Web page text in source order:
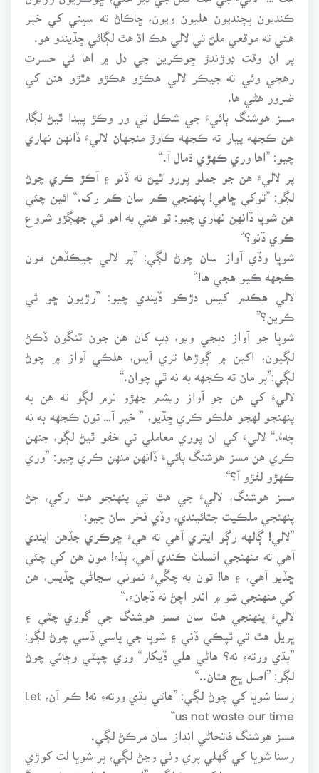
ڪنديون ڀڄنديون هليون ويون، ڇاڪاڻ ته سڀني کي خبر
هئي ته موقعي ملڻ تي لالي هڪ اڌ هٿ لڳائي ڇڏيندو هو.
پر ان وقت ڊوڙندڙ ڇوڪرين جي دل ۾ اها ئي حسرت
رهجي وئي ته جيڪر لالي هڪڙو هڪڙو هٿڙو هنن کي
ضرور هڻي ها.
مسز هوشنگ ٻائيءَ جي شڪل تي ور وڪڙ پيدا ٿيڻ لڳا،
هن ڪجهه پيار ته ڪجهه ڪاوڙ منجهان لاليءَ ڏانهن نهاري
چيو: ”اها وري ڪهڙي ڌمال آ.“
پر لاليءَ هن جو جملو پورو ٿيڻ نه ڏنو ۽ آڪڙ ڪري چوڻ
لڳو: ”توکي ڇاهي! پنهنجي ڪم سان ڪم رک.“ ائين چئي
هن شوڀا ڏانهن نهاري چيو: تو هتي به اهو ئي جهڳڙو شروع
ڪري ڏنو؟“
شوڀا وڏي آواز سان چوڻ لڳي: ”پر لالي جيڪڏهن مون
ڪجهه ڪيو هجي ها!“
لالي هڪدم کيس دڙڪو ڏيندي چيو: ”رڙيون ڇو ٿي
ڪرين؟”
شوڀا جو آواز دٻجي ويو، ڊپ کان هن جون ٽنگون ڏڪڻ
لڳيون، اکين ۾ ڳوڙها تري آيس، هلڪي آواز ۾ چوڻ
لڳي:”پر مان ته ڪجهه به نه ٿي چوان.“
لاليءَ کي هن جو آواز ريشم جهڙو نرم لڳو ته هن به
پنهنجو لهجو هلڪو ڪري ڇڏيو، ” خير آ… تون ڪجهه به نه
چهءُ.“ لاليءَ کي ان پوري معاملي تي خفو ٿيڻ لڳو، جنهن
ڪري هن مسز هوشنگ ٻائيءَ ڏانهن منهن ڪري چيو: ”وري
ڪهڙو لفڙو آ؟“
مسز هوشنگ، لاليءَ جي هٿ تي پنهنجو هٿ رکي، ڄڻ
پنهنجي ملڪيت جتائيندي، وڏي فخر سان چيو:
”لالي! ڳالهه رڳو ايتري آهي ته هيءَ ڇوڪري جڏهن ايندي
آهي ته منهنجي انسلٽ ڪندي آهي، ٻڌءِ! مون هن کي چئي
ڇڏيو آهي، ۽ ها! تون به چڱيءَ نموني سڃاڻي ڇڏيس، هن
کي منهنجي شو ۾ اندر اچڻ نه ڏجانءِ.“
لاليءَ پنهنجي هٿ سان مسز هوشنگ جي گوري چٽي ۽
ڀريل هٿ تي ٿپڪي ڏني ۽ شوڀا جي پاسي ڏسي چوڻ لڳو:
”ٻڌي ورتهءِ نه؟ هاڻي هلي ڏيکار“ وري چپٽي وڄائي چوڻ
لڳو: ”اصل ڀڄ هتان..“
us not waste our time“
مسز هوشنگ فاتحاڻي انداز سان مرڪڻ لڳي.
رسنا شوڀا کي گهلي پري وٺي وڃڻ لڳي، پر شوڀا لت کوڙي
بيهي رهي، رسنا کي چوڻ لڳي: ”اون هون! مان نه هلنديس.“